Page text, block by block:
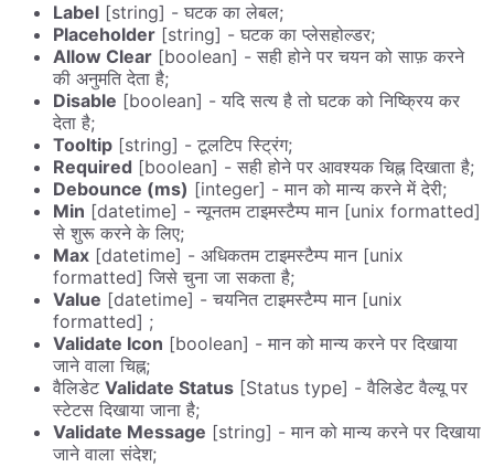
Label [string] - घटक का लेबल;
Placeholder [string] - घटक का प्लेसहोल्डर;
Allow Clear [boolean] - सही होने पर चयन को साफ़ करने
की अनुमति देता है;
Disable [boolean] - यदि सत्य है तो घटक को निष्क्रिय कर
देता है;
Tooltip [string] - टूलटिप स्ट्रिंग;
Required [boolean] - सही होने पर आवश्यक चिह्न दिखाता है;
Debounce (ms) [integer] - मान को मान्य करने में देरी;
Min [datetime] - न्यूनतम टाइमस्टैम्प मान [unix formatted]
से शुरू करने के लिए;
Max [datetime] - अधिकतम टाइमस्टैम्प मान [unix
formatted] जिसे चुना जा सकता है;
Value [datetime] - चयनित टाइमस्टैम्प मान [unix
formatted] ;
Validate Icon [boolean] - मान को मान्य करने पर दिखाया
जाने वाला चिह्न;
वैलिडेट Validate Status [Status type] - वैलिडेट वैल्यू पर
स्टेटस दिखाया जाना है;
Validate Message [string] - मान को मान्य करने पर दिखाया
जाने वाला संदेश;